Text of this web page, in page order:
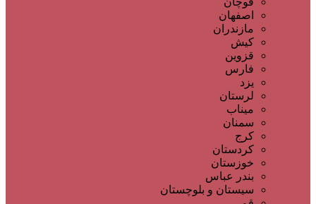
اصفهان
مازندران
کیش
قزوین
فارس
یزد
لرستان
میناب
سمنان
کرج
کردستان
خوزستان
بندر عباس
سیستان و بلوچستان